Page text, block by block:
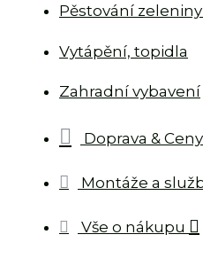
Pěstování zeleniny
Vytápění, topidla
Zahradní vybavení
Doprava & Ceny
Montáže a
Vše o nákupu